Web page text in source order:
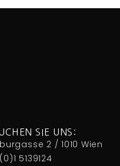
SIE UNS:
2 / 1010 Wien
5139124